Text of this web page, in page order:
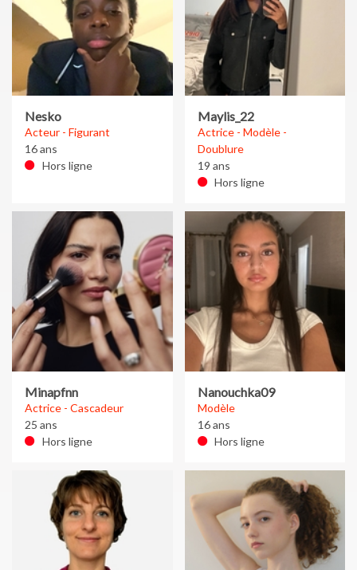
Nesko
Acteur - Figurant
16 ans
Hors ligne
Maylis_22
Actrice - Modèle -
Doublure
19 ans
Hors ligne
Minapfnn
Actrice - Cascadeur
25 ans
Hors ligne
Nanouchka09
Modèle
16 ans
Hors ligne